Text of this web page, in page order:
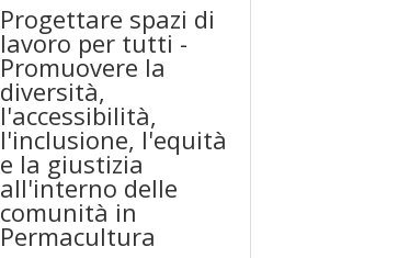
Progettare spazi di
lavoro per tutti -
Promuovere la
diversità,
l'accessibilità,
l'inclusione, l'equità
e la giustizia
all'interno delle
comunità in
Permacultura